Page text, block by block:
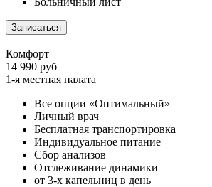
Записаться
Комфорт
14 990 руб
1-я местная палата
Все опции «Оптимальный»
Личный врач
Бесплатная транспортировка
Индивидуальное питание
Сбор анализов
Отслеживание динамики
от 3-х капельниц в день